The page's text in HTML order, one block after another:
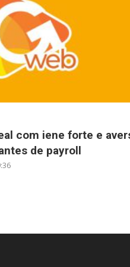
com iene forte e
de payroll